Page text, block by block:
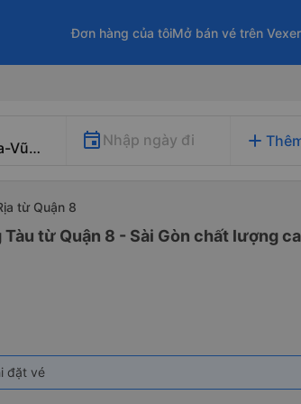
Đơn hàng của tôiMở bán vé trên
Nhập ngày đi add
từ Quận 8
từ Quận 8 - Sài Gòn chất lượng
đặt vé